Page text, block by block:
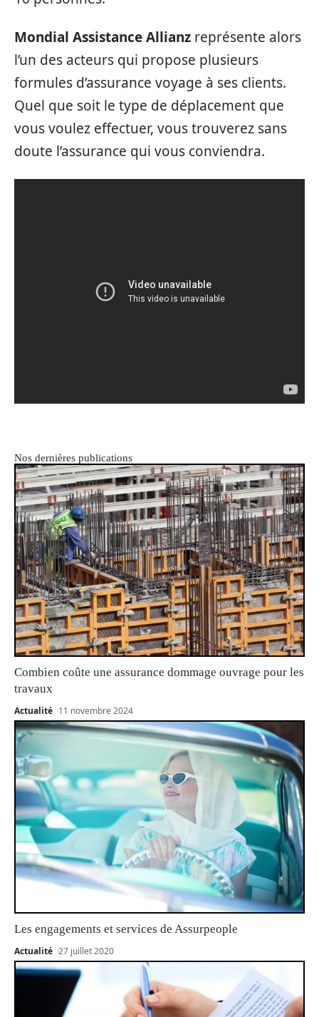
Mondial Assistance Allianz représente alors
l’un des acteurs qui propose plusieurs
formules d’assurance voyage à ses clients.
Quel que soit le type de déplacement que
vous voulez effectuer, vous trouverez sans
doute l’assurance qui vous conviendra.
Nos dernières publications
Combien coûte une assurance dommage ouvrage pour les
travaux
Actualité 11 novembre 2024
Les engagements et services de Assurpeople
Actualité 27 juillet 2020